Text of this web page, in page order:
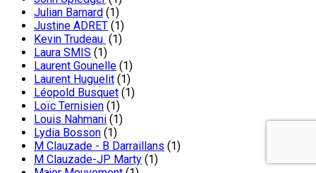
Julian Barnard (1)
Justine ADRET (1)
Kevin Trudeau (1)
Laura SMIS (1)
Laurent Gounelle (1)
Laurent Huguelit (1)
Léopold Busquet (1)
Loïc Ternisien (1)
Louis Nahmani (1)
Lydia Bosson (1)
M Clauzade - B Darraillans (1)
M Clauzade-JP Marty (1)